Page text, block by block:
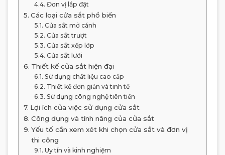
Đơn vị lắp đặt
Các loại cửa sắt phổ biến
Cửa sắt mở cánh
Cửa sắt trượt
Cửa sắt xếp lớp
Cửa sắt lưới
Thiết kế cửa sắt hiện đại
Sử dụng chất liệu cao cấp
Thiết kế đơn giản và tinh tế
Sử dụng công nghệ tiên tiến
Lợi ích của việc sử dụng cửa sắt
Công dụng và tính năng của cửa sắt
Yếu tố cần xem xét khi chọn cửa sắt và đơn vị
thi công
Uy tín và kinh nghiệm